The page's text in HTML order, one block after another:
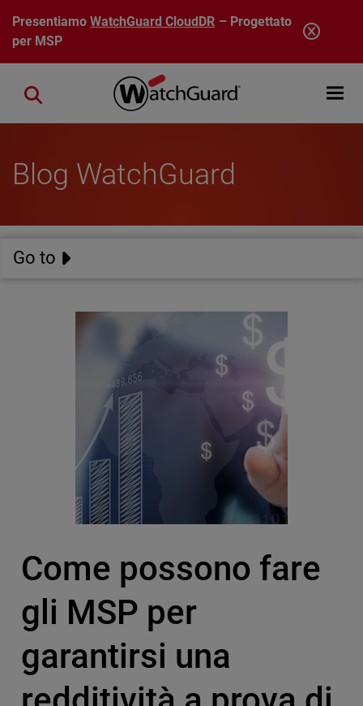
Salta al contenuto principale
PresentiamoWatchGuard CloudDR – Progettato
per MSP
Open
Close search
Blog WatchGuard
Go to
Come possono fare
gli MSP per
garantirsi una